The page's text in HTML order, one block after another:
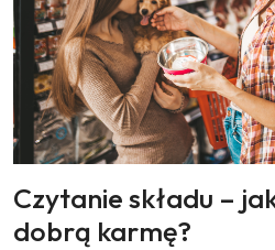
Czytanie składu –
dobrą karmę?